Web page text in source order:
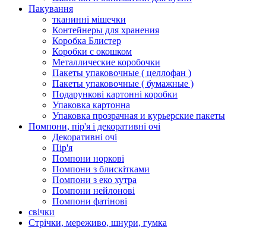
Пакування
тканинні мішечки
Контейнеры для хранения
Коробка Блистер
Коробки с окошком
Металлические коробочки
Пакеты упаковочные ( целлофан )
Пакеты упаковочные ( бумажные )
Подарункові картонні коробки
Упаковка картонна
Упаковка прозрачная и курьерские пакеты
Помпони, пір'я і декоративні очі
Декоративні очі
Пір'я
Помпони норкові
Помпони з блискітками
Помпони з еко хутра
Помпони нейлонові
Помпони фатінові
свічки
Стрічки, мереживо, шнури, гумка